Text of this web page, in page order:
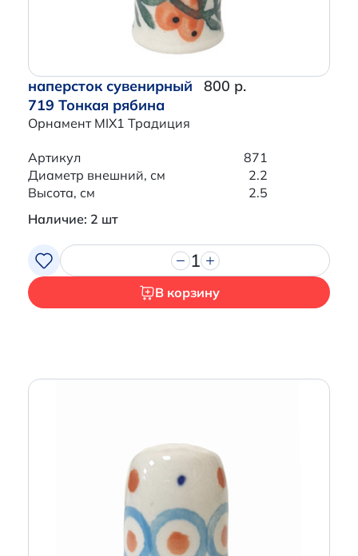
наперсток сувенирный
719 Тонкая рябина
Орнамент MIX1 Традиция
800 р.
Артикул
871
Диаметр внешний, см
2.2
Высота, см
2.5
Наличие: 2 шт
1
В корзину